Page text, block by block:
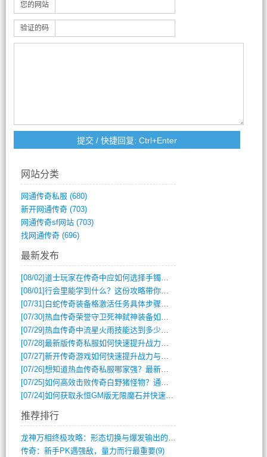
您的网站
验证的码
网站分类
网通传奇私服 (680)
新开网通传奇(703)
网通传奇sf网站(703)
找网通传奇(696)
最新发布
[08/02]道士玩家在传奇中应如何选择手镯装备？
[08/01]行会里能学到什么？这份攻略带你全掌握
[07/31] 白蛇传奇装备格激活任务具体步骤是什么？如何完成？
[07/30]热血传奇荣誉守卫死神弑神装备如何获取与佩戴攻略？
[07/29]热血传奇中流星火雨技能达到多少级可以开始练装备？
[07/28]最新版传奇私服如何快速提升战力与获取稀有装备？
[07/27]新开传奇游戏如何快速提升战力与获取稀有装备？
[07/26]想知道热血传奇私服哪家强？最新排行榜攻略全解析
[07/25]如何高效击败传奇白野猪怪物？通关技巧全解析
[07/24]如何获取永恒GM版无限魔石并快速提升战力？
推荐排行
龙神万相终极攻略：形态切换与爆发输出的艺(411)
传奇：新手PK遇强敌，量力而行最重要(9)